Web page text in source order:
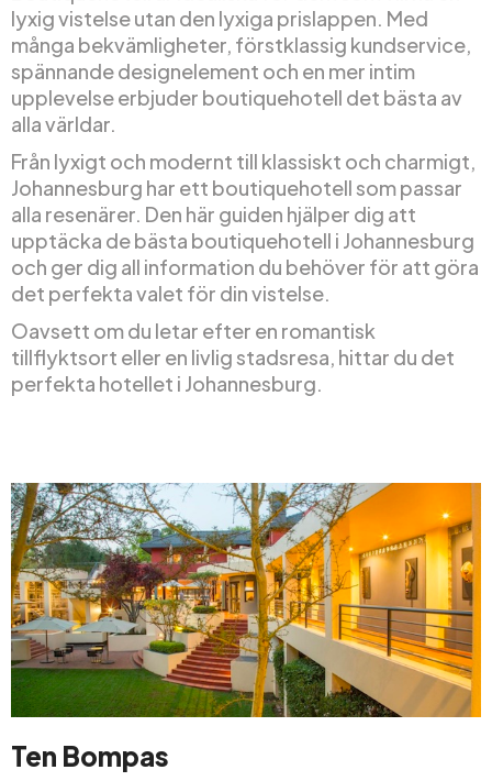
lyxig vistelse utan den lyxiga prislappen. Med
många bekvämligheter, förstklassig kundservice,
spännande designelement och en mer intim
upplevelse erbjuder boutiquehotell det bästa av
alla världar.
Från lyxigt och modernt till klassiskt och charmigt,
Johannesburg har ett boutiquehotell som passar
alla resenärer. Den här guiden hjälper dig att
upptäcka de bästa boutiquehotell i Johannesburg
och ger dig all information du behöver för att göra
det perfekta valet för din vistelse.
Oavsett om du letar efter en romantisk
tillflyktsort eller en livlig stadsresa, hittar du det
perfekta hotellet i Johannesburg.
Ten Bompas